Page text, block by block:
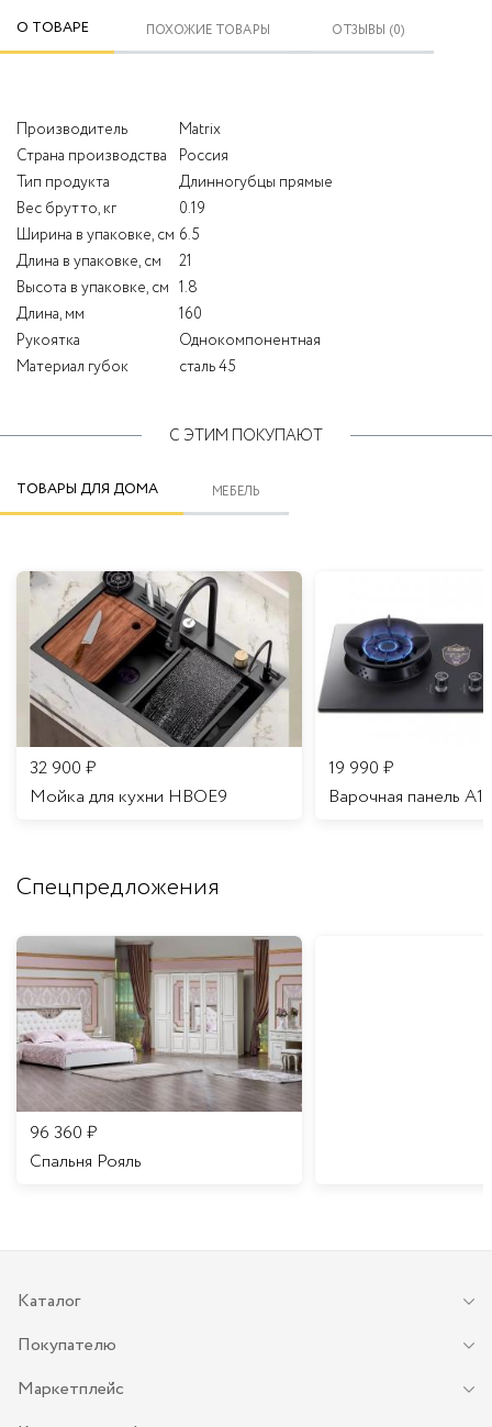
О ТОВАРЕ ПОХОЖИЕ ТОВАРЫ ОТЗЫВЫ (0)
Производитель
Matrix
Страна производства
Россия
Тип продукта
Длинногубцы прямые
Вес брутто, кг
0.19
Ширина в упаковке, см 6.5
Длина в упаковке, см
21
Высота в упаковке, см 1.8
Длина, мм
160
Рукоятка
Однокомпонентная
Материал губок
сталь 45
С ЭТИМ ПОКУПАЮТ
ТОВАРЫ ДЛЯ ДОМА МЕБЕЛЬ
32 900 ₽
Мойка для кухни HBOE9
19 990 ₽
Варочная панель A16
Спецпредложения
96 360 ₽
Спальня Рояль
Каталог
Покупателю
Маркетплейс